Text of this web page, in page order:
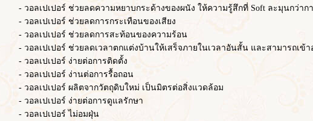
- วอลเปเปอร์ ช่วยลดความหยาบกระด้างของผนัง ให้ความรู้สึกที่ Soft ละมุนกว่าก
- วอลเปเปอร์ ช่วยลดการกระเทือนของเสียง
- วอลเปเปอร์ ช่วยลดการสะท้อนของความร้อน
- วอลเปเปอร์ ช่วยลดเวลาตกแต่งบ้านให้เสร็จภายในเวลาอันสั้น และสามารถเข้า
- วอลเปเปอร์ ง่ายต่อการติดตั้ง
- วอลเปเปอร์ ง่านต่อการรื้อถอน
- วอลเปเปอร์ ผลิตจากวัตถุดิบใหม่ เป็นมิตรต่อสิ่งแวดล้อม
- วอลเปเปอร์ ง่ายต่อการดูแลรักษา
- วอลเปเปอร์ ไม่อมฝุ่น